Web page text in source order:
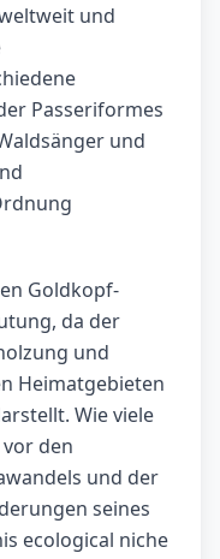
und
Passeriformes
und
Goldkopf-
da der
und
Heimatgebieten
Wie viele
den
und der
seines
ecological niche